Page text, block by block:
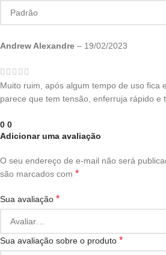
Andrew Alexandre – 19/02/2023
Muito ruim, após algum tempo de uso fica
parece que tem tensão, enferruja rápido e
0 0
Adicionar uma avaliação
O seu endereço de e-mail não será
são marcados com *
Sua avaliação *
Sua avaliação sobre o produto *